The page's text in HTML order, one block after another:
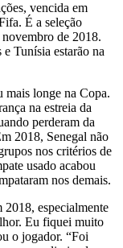
vencida em
É a seleção
de 2018.
Tunísia estarão na
mais longe na Copa.
na estreia da
perderam da
2018, Senegal não
nos critérios de
usado acabou
nos demais.
2018, especialmente
Eu fiquei muito
o jogador. “Foi